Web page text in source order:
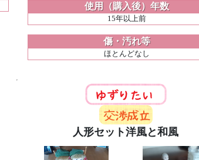
使用（購入後）年数
15年以上前
傷・汚れ等
ほとんどなし
人形セット洋風と和風